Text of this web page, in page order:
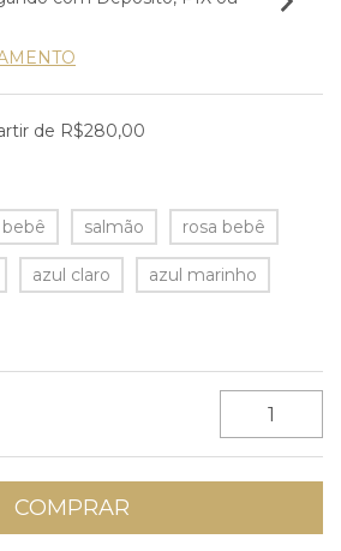
de R$280,00
salmão rosa bebê
azul claro azul marinho